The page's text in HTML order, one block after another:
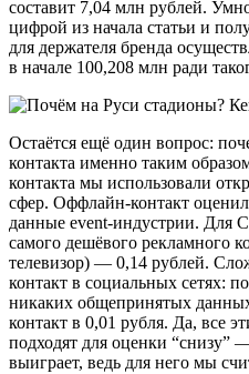
составит 7,04 млн рублей.
цифрой из начала статьи и
для держателя бренда
в начале 100,208 млн ради
Остаётся ещё один вопрос:
контакта именно таким
контакта мы использовали
сфер. Оффлайн-контакт
данные event-индустрии. Для
самого дешёвого рекламного
телевизор) — 0,14 рублей.
контакт в социальных сетях:
никаких общепринятых
контакт в 0,01 рубля. Да, все
подходят для оценки “снизу”
выиграет, ведь для него мы